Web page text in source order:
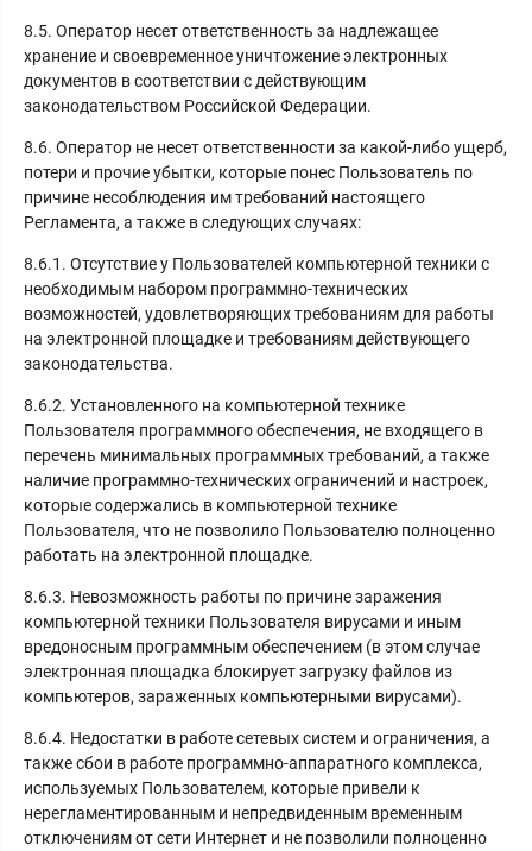
8.5. Оператор несет ответственность за надлежащее
хранение и своевременное уничтожение электронных
документов в соответствии с действующим
законодательством Российской Федерации.
8.6. Оператор не несет ответственности за какой-либо ущерб,
потери и прочие убытки, которые понес Пользователь по
причине несоблюдения им требований настоящего
Регламента, а также в следующих случаях:
8.6.1. Отсутствие у Пользователей компьютерной техники с
необходимым набором программно-технических
возможностей, удовлетворяющих требованиям для работы
на электронной площадке и требованиям действующего
законодательства.
8.6.2. Установленного на компьютерной технике
Пользователя программного обеспечения, не входящего в
перечень минимальных программных требований, а также
наличие программно-технических ограничений и настроек,
которые содержались в компьютерной технике
Пользователя, что не позволило Пользователю полноценно
работать на электронной площадке.
8.6.3. Невозможность работы по причине заражения
компьютерной техники Пользователя вирусами и иным
вредоносным программным обеспечением (в этом случае
электронная площадка блокирует загрузку файлов из
компьютеров, зараженных компьютерными вирусами).
8.6.4. Недостатки в работе сетевых систем и ограничения, а
также сбои в работе программно-аппаратного комплекса,
используемых Пользователем, которые привели к
нерегламентированным и непредвиденным временным
отключениям от сети Интернет и не позволили полноценно